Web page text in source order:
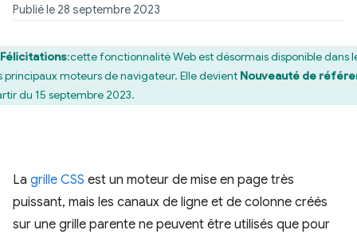
Publié le 28 septembre 2023
Félicitations:cette fonctionnalité Web est désormais disponible dans
principaux moteurs de navigateur. Elle devient Nouveauté de
du 15 septembre 2023.
La grille CSS est un moteur de mise en page très
puissant, mais les canaux de ligne et de colonne créés
sur une grille parente ne peuvent être utilisés que pour